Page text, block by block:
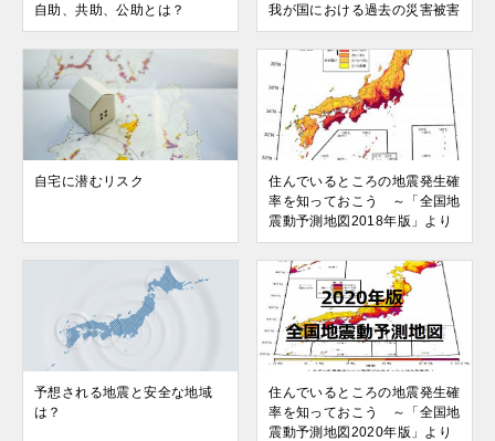
自助、共助、公助とは？ 我が国における過去の災害被害
自宅に潜むリスク
住んでいるところの地震発生確
率を知っておこう ～「全国地
震動予測地図2018年版」より
予想される地震と安全な地域
は？
住んでいるところの地震発生確
率を知っておこう ～「全国地
震動予測地図2020年版」より